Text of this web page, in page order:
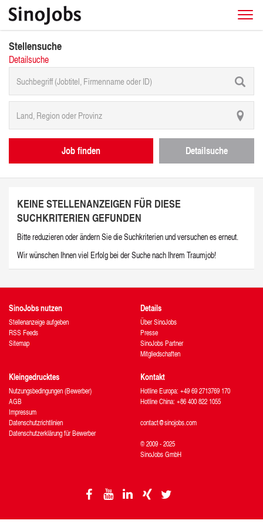
Stellensuche
Detailsuche
Job finden Detailsuche
KEINE STELLENANZEIGEN FÜR DIESE
SUCHKRITERIEN GEFUNDEN
Bitte reduzieren oder ändern Sie die Suchkriterien und versuchen es erneut.
Wir wünschen Ihnen viel Erfolg bei der Suche nach Ihrem Traumjob!
SinoJobs nutzen
Stellenanzeige aufgeben
RSS Feeds
Sitemap
Details
Über SinoJobs
Presse
SinoJobs Partner
Mitgliedschaften
Kleingedrucktes
Nutzungsbedingungen (Bewerber)
AGB
Impressum
Datenschutzrichtlinien
Datenschutzerklärung für Bewerber
Kontakt
Hotline Europa: +49 69 2713769 170
Hotline China: +86 400 822 1055
contact@sinojobs.com
© 2009 - 2025
SinoJobs GmbH